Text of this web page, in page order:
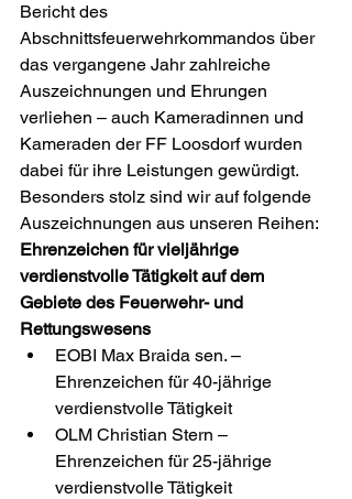
Bericht des
Abschnittsfeuerwehrkommandos über
das vergangene Jahr zahlreiche
Auszeichnungen und Ehrungen
verliehen – auch Kameradinnen und
Kameraden der FF Loosdorf wurden
dabei für ihre Leistungen gewürdigt.
Besonders stolz sind wir auf folgende
Auszeichnungen aus unseren Reihen:
Ehrenzeichen für vieljährige
verdienstvolle Tätigkeit auf dem
Gebiete des Feuerwehr- und
Rettungswesens
EOBI Max Braida sen. –
Ehrenzeichen für 40-jährige
verdienstvolle Tätigkeit
OLM Christian Stern –
Ehrenzeichen für 25-jährige
verdienstvolle Tätigkeit